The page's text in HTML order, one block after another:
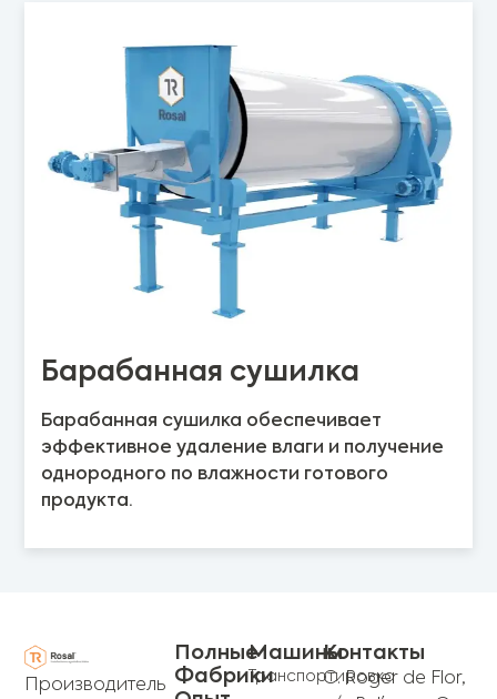
Барабанная сушилка
Барабанная сушилка обеспечивает
эффективное удаление влаги и получение
однородного по влажности готового
продукта.
Производитель
Машины
Транспортировка
Полные
Фабрики
Контакты
C. Roger de Flor,